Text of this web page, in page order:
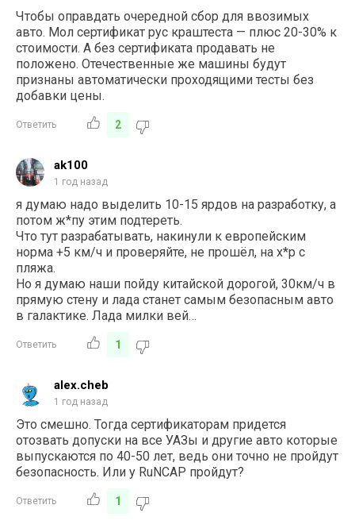
Чтобы оправдать очередной сбор для ввозимых
авто. Мол сертификат рус краштеста — плюс 20-30% к
стоимости. А без сертификата продавать не
положено. Отечественные же машины будут
признаны автоматически проходящими тесты без
добавки цены.
Ответить 2
ak100
1 год назад
я думаю надо выделить 10-15 ярдов на разработку, а
потом ж*пу этим подтереть.
Что тут разрабатывать, накинули к европейским
норма +5 км/ч и проверяйте, не прошёл, на х*р с
пляжа.
Но я думаю наши пойду китайской дорогой, 30км/ч в
прямую стену и лада станет самым безопасным авто
в галактике. Лада милки вей…
Ответить 1
alex.cheb
1 год назад
Это смешно. Тогда сертификаторам придется
отозвать допуски на все УАЗы и другие авто которые
выпускаются по 40-50 лет, ведь они точно не пройдут
безопасность. Или у RuNCAP пройдут?
Ответить 1